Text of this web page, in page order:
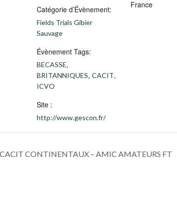
Catégorie d’Évènement:
Fields Trials Gibier
Sauvage
Évènement Tags:
BECASSE,
BRITANNIQUES, CACIT,
ICVO
Site :
http://www.gescon.fr/
France
CONTINENTAUX – AMIC AMATEURS FT